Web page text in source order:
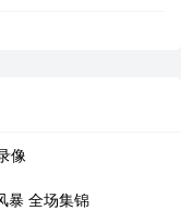
像
暴 全场集锦